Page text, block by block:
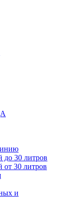
до 30 литров
от 30 литров
и